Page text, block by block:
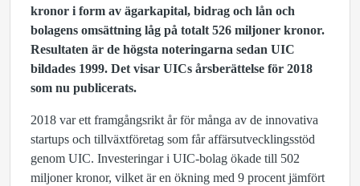
kronor i form av ägarkapital, bidrag och lån och
bolagens omsättning låg på totalt 526 miljoner kronor.
Resultaten är de högsta noteringarna sedan UIC
bildades 1999. Det visar UICs årsberättelse för 2018
som nu publicerats.
2018 var ett framgångsrikt år för många av de innovativa
startups och tillväxtföretag som får affärsutvecklingsstöd
genom UIC. Investeringar i UIC-bolag ökade till 502
miljoner kronor, vilket är en ökning med 9 procent jämfört